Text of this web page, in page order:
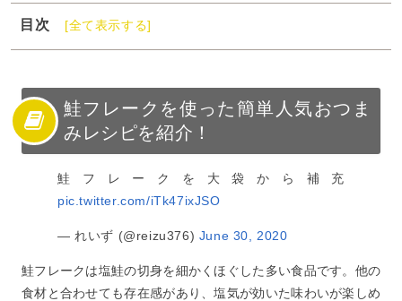
目次
[全て表示する]
1
鮭フレークを使った簡単人気おつまみレシピを紹介！
3
鮭フレークのおつまみレシピ【焼き・揚げ】
4
鮭フレークを使った簡単人気おつまみレシピまとめ
鮭フレークを使った簡単人気おつま
みレシピを紹介！
鮭フレークを大袋から補充
pic.twitter.com/iTk47ixJSO
— れいず (@reizu376) June 30, 2020
鮭フレークは塩鮭の切身を細かくほぐした多い食品です。他の
食材と合わせても存在感があり、塩気が効いた味わいが楽しめ